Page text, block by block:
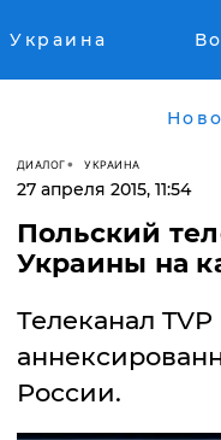
Украина
ДИАЛОГ УКРАИНА
27 апреля 2015, 11:54
Польский
Украины на
Телеканал
России.